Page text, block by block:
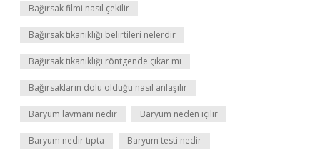
Bağırsak filmi nasıl çekilir
Bağırsak tıkanıklığı belirtileri nelerdir
Bağırsak tıkanıklığı röntgende çıkar mı
Bağırsakların dolu olduğu nasıl anlaşılır
Baryum lavmanı nedir Baryum neden içilir
Baryum nedir tıpta Baryum testi nedir